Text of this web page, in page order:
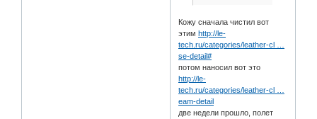
Кожу сначала чистил вот
этим http://le-
tech.ru/categories/leather-cl …
se-detail#
потом наносил вот это
http://le-
tech.ru/categories/leather-cl …
eam-detail
две недели прошло, полет